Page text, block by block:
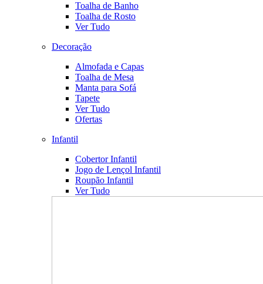
Toalha de Banho
Toalha de Rosto
Ver Tudo
Decoração
Almofada e Capas
Toalha de Mesa
Manta para Sofá
Tapete
Ver Tudo
Ofertas
Infantil
Cobertor Infantil
Jogo de Lençol Infantil
Roupão Infantil
Ver Tudo